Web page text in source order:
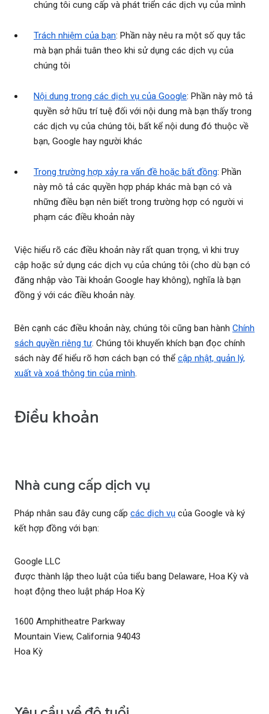
chúng tôi cung cấp và phát triển các dịch vụ của mình
Trách nhiệm của bạn: Phần này nêu ra một số quy tắc
mà bạn phải tuân theo khi sử dụng các dịch vụ của
chúng tôi
Nội dung trong các dịch vụ của Google: Phần này mô tả
quyền sở hữu trí tuệ đối với nội dung mà bạn thấy trong
các dịch vụ của chúng tôi, bất kể nội dung đó thuộc về
bạn, Google hay người khác
Trong trường hợp xảy ra vấn đề hoặc bất đồng: Phần
này mô tả các quyền hợp pháp khác mà bạn có và
những điều bạn nên biết trong trường hợp có người vi
phạm các điều khoản này
Việc hiểu rõ các điều khoản này rất quan trọng, vì khi truy
cập hoặc sử dụng các dịch vụ của chúng tôi (cho dù bạn có
đăng nhập vào Tài khoản Google hay không), nghĩa là bạn
đồng ý với các điều khoản này.
Bên cạnh các điều khoản này, chúng tôi cũng ban hành Chính
sách quyền riêng tư. Chúng tôi khuyến khích bạn đọc chính
sách này để hiểu rõ hơn cách bạn có thể cập nhật, quản lý,
xuất và xoá thông tin của mình.
Điều khoản
Nhà cung cấp dịch vụ
Pháp nhân sau đây cung cấp các dịch vụ của Google và ký
kết hợp đồng với bạn:
Google LLC
được thành lập theo luật của tiểu bang Delaware, Hoa Kỳ và
hoạt động theo luật pháp Hoa Kỳ
1600 Amphitheatre Parkway
Mountain View, California 94043
Hoa Kỳ